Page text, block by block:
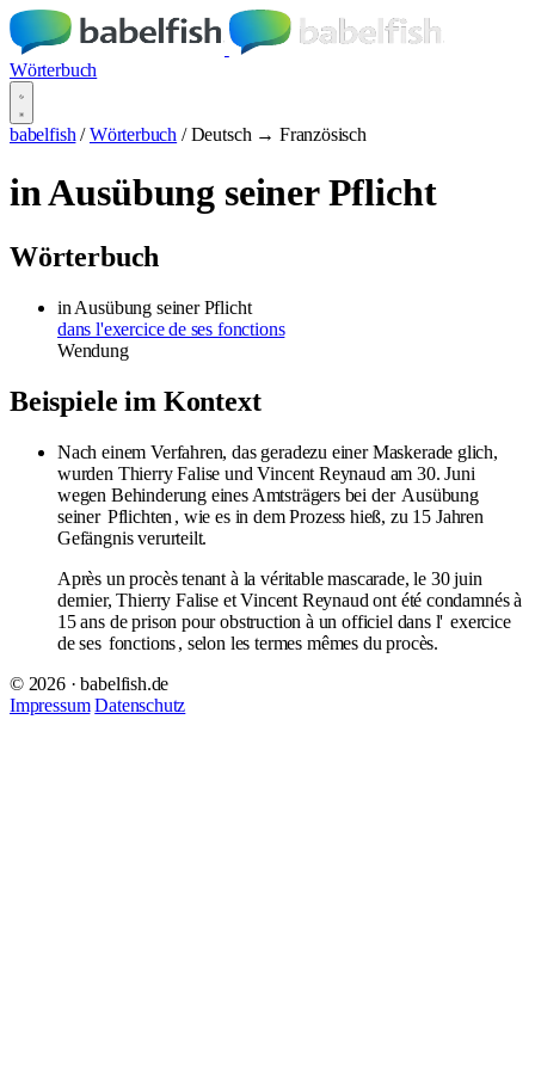
Wörterbuch
babelfish / Wörterbuch / Deutsch → Französisch
in Ausübung seiner Pflicht
Wörterbuch
in Ausübung seiner Pflicht
dans l'exercice de ses fonctions
Wendung
Beispiele im Kontext
Nach einem Verfahren, das geradezu einer Maskerade glich,
wurden Thierry Falise und Vincent Reynaud am 30. Juni
wegen Behinderung eines Amtsträgers bei der Ausübung
seiner Pflichten , wie es in dem Prozess hieß, zu 15 Jahren
Gefängnis verurteilt.
Après un procès tenant à la véritable mascarade, le 30 juin
dernier, Thierry Falise et Vincent Reynaud ont été condamnés à
15 ans de prison pour obstruction à un officiel dans l' exercice
de ses fonctions, selon les termes mêmes du procès.
© 2026 · babelfish.de
Impressum Datenschutz